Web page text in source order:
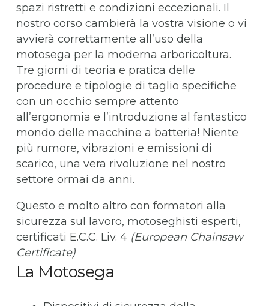
spazi ristretti e condizioni eccezionali. Il
nostro corso cambierà la vostra visione o vi
avvierà correttamente all’uso della
motosega per la moderna arboricoltura.
Tre giorni di teoria e pratica delle
procedure e tipologie di taglio specifiche
con un occhio sempre attento
all’ergonomia e l’introduzione al fantastico
mondo delle macchine a batteria! Niente
più rumore, vibrazioni e emissioni di
scarico, una vera rivoluzione nel nostro
settore ormai da anni.
Questo e molto altro con formatori alla
sicurezza sul lavoro, motoseghisti esperti,
certificati E.C.C. Liv. 4 (European Chainsaw
Certificate)
La Motosega